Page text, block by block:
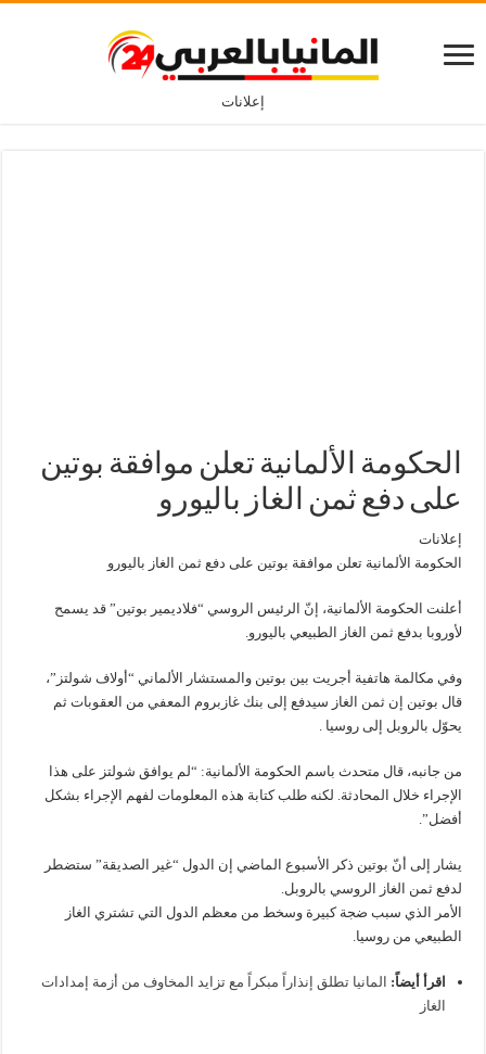
إعلانات
الحكومة الألمانية تعلن موافقة بوتين
على دفع ثمن الغاز باليورو
إعلانات
الحكومة الألمانية تعلن موافقة بوتين على دفع ثمن الغاز باليورو
أعلنت الحكومة الألمانية، إنّ الرئيس الروسي “فلاديمير بوتين” قد يسمح
لأوروبا بدفع ثمن الغاز الطبيعي باليورو.
وفي مكالمة هاتفية أجريت بين بوتين والمستشار الألماني “أولاف شولتز”،
قال بوتين إن ثمن الغاز سيدفع إلى بنك غازبروم المعفي من العقوبات ثم
يحوّل بالروبل إلى روسيا .
من جانبه، قال متحدث باسم الحكومة الألمانية: “لم يوافق شولتز على هذا
الإجراء خلال المحادثة. لكنه طلب كتابة هذه المعلومات لفهم الإجراء بشكل
أفضل”.
يشار إلى أنّ بوتين ذكر الأسبوع الماضي إن الدول “غير الصديقة” ستضطر
لدفع ثمن الغاز الروسي بالروبل.
الأمر الذي سبب ضجة كبيرة وسخط من معظم الدول التي تشتري الغاز
الطبيعي من روسيا.
اقرأ أيضاً: المانيا تطلق إنذاراً مبكراً مع تزايد المخاوف من أزمة إمدادات
الغاز